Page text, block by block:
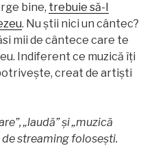
bine, trebuie să-I
. Nu știi nici un cântec?
mii de cântece care te
Indiferent ce muzică îți
creat de artiști
„laudă” și „muzică
streaming folosești.